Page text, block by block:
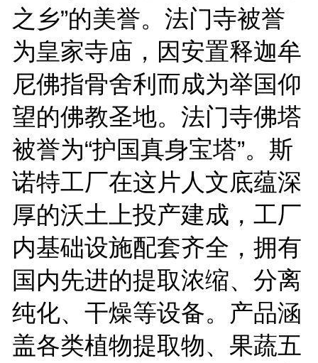
之乡”的美誉。法门寺被誉
为皇家寺庙，因安置释迦牟
尼佛指骨舍利而成为举国仰
望的佛教圣地。法门寺佛塔
被誉为“护国真身宝塔”。斯
诺特工厂在这片人文底蕴深
厚的沃土上投产建成，工厂
内基础设施配套齐全，拥有
国内先进的提取浓缩、分离
纯化、干燥等设备。产品涵
盖各类植物提取物、果蔬五